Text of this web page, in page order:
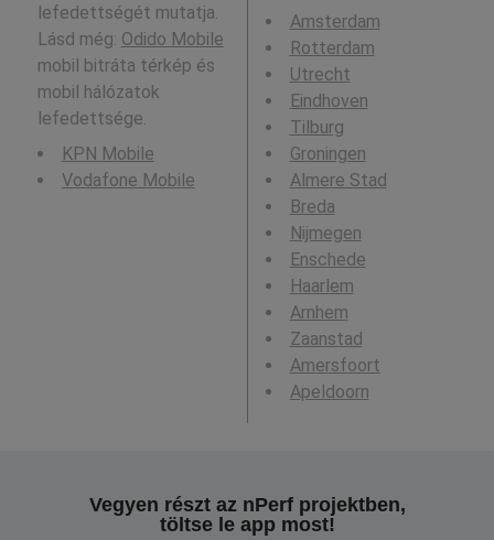
lefedettségét mutatja.
Lásd még: Odido Mobile
mobil bitráta térkép és
mobil hálózatok
lefedettsége.
KPN Mobile
Vodafone Mobile
Amsterdam
Rotterdam
Utrecht
Eindhoven
Tilburg
Groningen
Almere Stad
Breda
Nijmegen
Enschede
Haarlem
Arnhem
Zaanstad
Amersfoort
Apeldoorn
Vegyen részt az nPerf projektben,
töltse le app most!